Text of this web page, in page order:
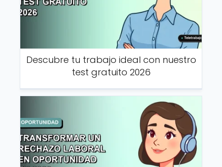
Descubre tu trabajo ideal con nuestro
test gratuito 2026